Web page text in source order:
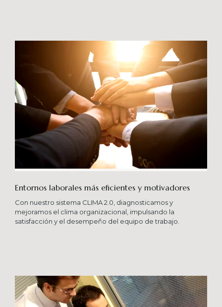
Entornos laborales más eficientes y motivadores
Con nuestro sistema CLIMA 2.0, diagnosticamos y
mejoramos el clima organizacional, impulsando la
satisfacción y el desempeño del equipo de trabajo.